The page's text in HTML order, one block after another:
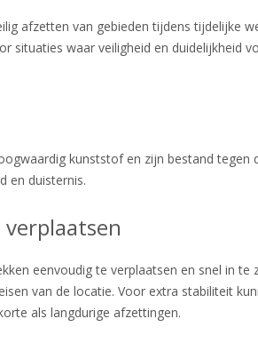
afzetten van gebieden tijdens tijdelijke
situaties waar veiligheid en duidelijkheid
kunststof en zijn bestand tegen
en duisternis.
eenvoudig te verplaatsen en snel in
van de locatie. Voor extra stabiliteit
als langdurige afzettingen.